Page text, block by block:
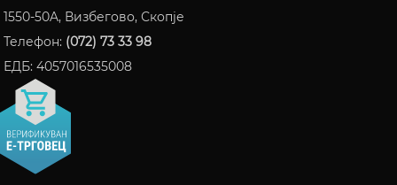
1550-50A, Визбегово, Скопје
Телефон: (072) 73 33 98
ЕДБ: 4057016535008